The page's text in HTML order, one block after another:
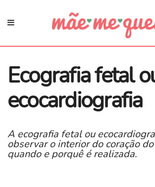
Ecografia fetal
ecocardiografia
A ecografia fetal ou
observar o interior do coração
quando e porquê é realizada.